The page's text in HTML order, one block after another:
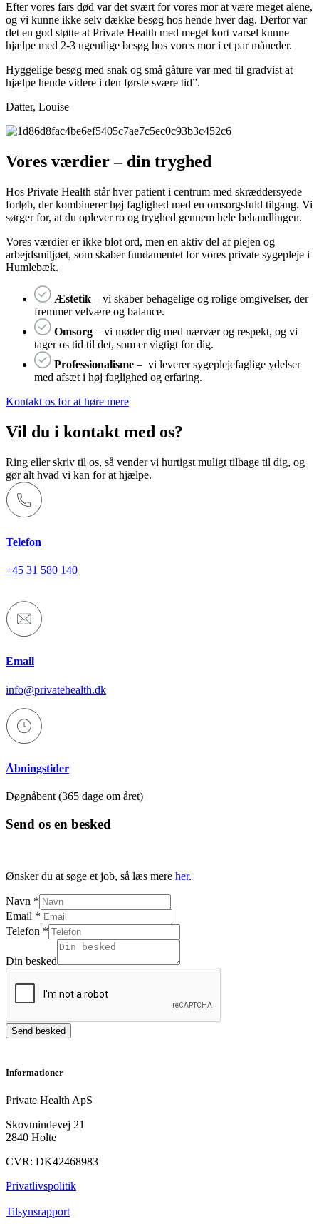
Efter vores fars død var det svært for vores mor at være meget alene,
og vi kunne ikke selv dække besøg hos hende hver dag. Derfor var
det en god støtte at Private Health med meget kort varsel kunne
hjælpe med 2-3 ugentlige besøg hos vores mor i et par måneder.
Hyggelige besøg med snak og små gåture var med til gradvist at
hjælpe hende videre i den første svære tid”.
Datter, Louise
Vores værdier – din tryghed
Hos Private Health står hver patient i centrum med skræddersyede
forløb, der kombinerer høj faglighed med en omsorgsfuld tilgang. Vi
sørger for, at du oplever ro og tryghed gennem hele behandlingen.
Vores værdier er ikke blot ord, men en aktiv del af plejen og
arbejdsmiljøet, som skaber fundamentet for vores private sygepleje i
Humlebæk.
Æstetik – vi skaber behagelige og rolige omgivelser, der
fremmer velvære og balance.
Omsorg – vi møder dig med nærvær og respekt, og vi
tager os tid til det, som er vigtigt for dig.
Professionalisme – vi leverer sygeplejefaglige ydelser
med afsæt i høj faglighed og erfaring.
Kontakt os for at høre mere
Vil du i kontakt med os?
Ring eller skriv til os, så vender vi hurtigst muligt tilbage til dig, og
gør alt hvad vi kan for at hjælpe.
Telefon
+45 31 580 140
Email
info@privatehealth.dk
Åbningstider
Døgnåbent (365 dage om året)
Send os en besked
Ønsker du at søge et job, så læs mere her.
Din
besked
Telefon
Navn *
Email *
Telefon *
Din besked
Send besked
Informationer
Private Health ApS
Skovmindevej 21
2840 Holte
CVR: DK42468983
Privatlivspolitik
Tilsynsrapport